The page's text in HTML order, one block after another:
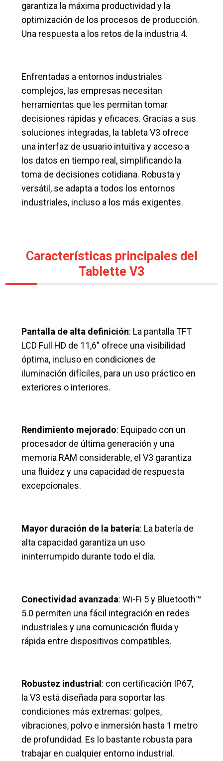
garantiza la máxima productividad y la
optimización de los procesos de producción.
Una respuesta a los retos de la industria 4.
Enfrentadas a entornos industriales
complejos, las empresas necesitan
herramientas que les permitan tomar
decisiones rápidas y eficaces. Gracias a sus
soluciones integradas, la tableta V3 ofrece
una interfaz de usuario intuitiva y acceso a
los datos en tiempo real, simplificando la
toma de decisiones cotidiana. Robusta y
versátil, se adapta a todos los entornos
industriales, incluso a los más exigentes.
Características principales del
Tablette V3
Pantalla de alta definición: La pantalla TFT
LCD Full HD de 11,6″ ofrece una visibilidad
óptima, incluso en condiciones de
iluminación difíciles, para un uso práctico en
exteriores o interiores.
Rendimiento mejorado: Equipado con un
procesador de última generación y una
memoria RAM considerable, el V3 garantiza
una fluidez y una capacidad de respuesta
excepcionales.
Mayor duración de la batería: La batería de
alta capacidad garantiza un uso
ininterrumpido durante todo el día.
Conectividad avanzada: Wi-Fi 5 y Bluetooth™
5.0 permiten una fácil integración en redes
industriales y una comunicación fluida y
rápida entre dispositivos compatibles.
Robustez industrial : con certificación IP67,
la V3 está diseñada para soportar las
condiciones más extremas: golpes,
vibraciones, polvo e inmersión hasta 1 metro
de profundidad. Es lo bastante robusta para
trabajar en cualquier entorno industrial.